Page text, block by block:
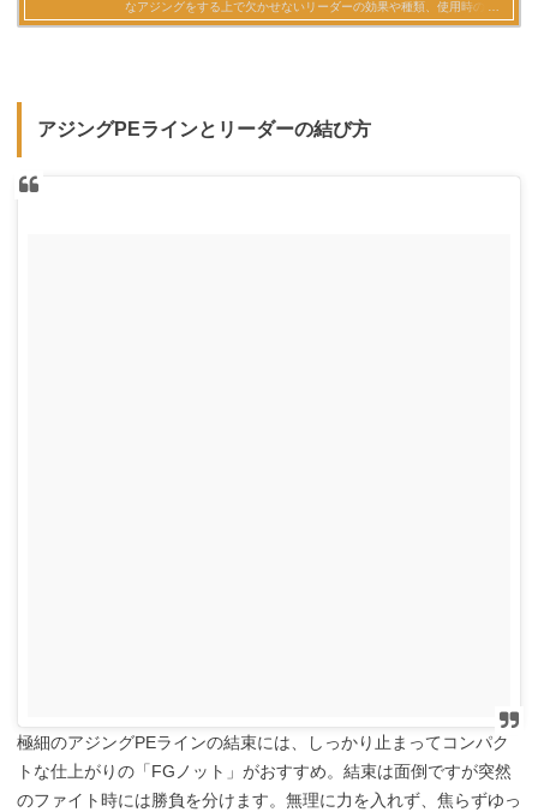
アジングPEラインとリーダーの結び方
極細のアジングPEラインの結束には、しっかり止まってコンパク
トな仕上がりの「FGノット」がおすすめ。結束は面倒ですが突然
のファイト時には勝負を分けます。無理に力を入れず、焦らずゆっ